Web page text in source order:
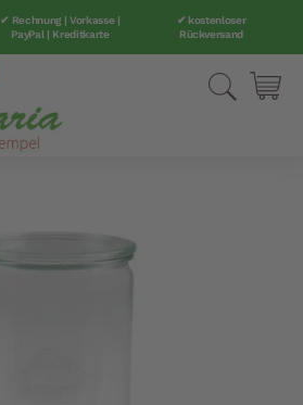
✔ Rechnung | Vorkasse |
PayPal | Kreditkarte
✔ kostenloser
Rückversand
Suche